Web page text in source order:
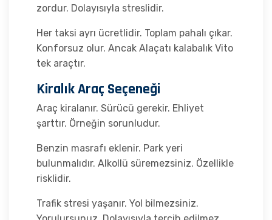
zordur. Dolayısıyla streslidir.
Her taksi ayrı ücretlidir. Toplam pahalı çıkar.
Konforsuz olur. Ancak Alaçatı kalabalık Vito
tek araçtır.
Kiralık Araç Seçeneği
Araç kiralanır. Sürücü gerekir. Ehliyet
şarttır. Örneğin sorunludur.
Benzin masrafı eklenir. Park yeri
bulunmalıdır. Alkollü süremezsiniz. Özellikle
risklidir.
Trafik stresi yaşanır. Yol bilmezsiniz.